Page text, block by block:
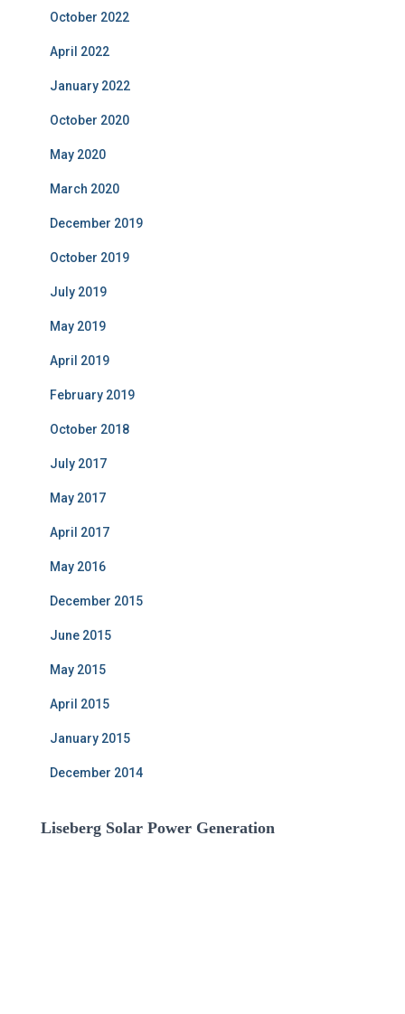
October 2022
April 2022
January 2022
October 2020
May 2020
March 2020
December 2019
October 2019
July 2019
May 2019
April 2019
February 2019
October 2018
July 2017
May 2017
April 2017
May 2016
December 2015
June 2015
May 2015
April 2015
January 2015
December 2014
Liseberg Solar Power Generation